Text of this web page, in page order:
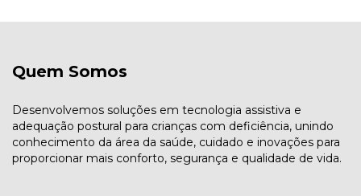
Quem Somos
Desenvolvemos soluções em tecnologia assistiva e
adequação postural para crianças com deficiência, unindo
conhecimento da área da saúde, cuidado e inovações para
proporcionar mais conforto, segurança e qualidade de vida.